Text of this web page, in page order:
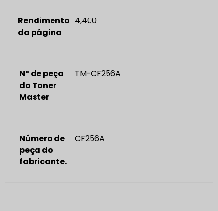
Rendimento
da página
4,400
Nº de peça
do Toner
Master
TM-CF256A
Número de
peça do
fabricante.
CF256A